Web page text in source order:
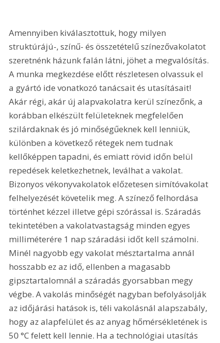
Amennyiben kiválasztottuk, hogy milyen
struktúrájú-, színű- és összetételű színezővakolatot
szeretnénk házunk falán látni, jöhet a megvalósítás.
A munka megkezdése előtt részletesen olvassuk el
a gyártó ide vonatkozó tanácsait és utasításait!
Akár régi, akár új alapvakolatra kerül színezőnk, a
korábban elkészült felületeknek megfelelően
szilárdaknak és jó minőségűeknek kell lenniük,
különben a következő rétegek nem tudnak
kellőképpen tapadni, és emiatt rövid időn belül
repedések keletkezhetnek, leválhat a vakolat.
Bizonyos vékonyvakolatok előzetesen simítóvakolat
felhelyezését követelik meg. A színező felhordása
történhet kézzel illetve gépi szórással is. Száradás
tekintetében a vakolatvastagság minden egyes
milliméterére 1 nap száradási időt kell számolni.
Minél nagyobb egy vakolat mésztartalma annál
hosszabb ez az idő, ellenben a magasabb
gipsztartalomnál a száradás gyorsabban megy
végbe. A vakolás minőségét nagyban befolyásolják
az időjárási hatások is, téli vakolásnál alapszabály,
hogy az alapfelület és az anyag hőmérsékletének is
50 °C felett kell lennie. Ha a technológiai utasítás